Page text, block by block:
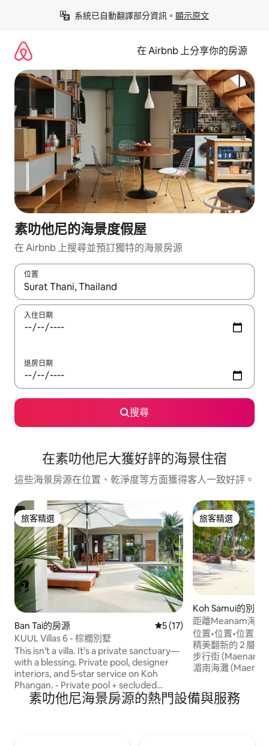
系統已自動翻譯部分資訊。 顯示原文
在 Airbnb 上分享你的房源
素叻他尼的海景度假屋
在 Airbnb 上搜尋並預訂獨特的海景房源
位置
如有搜尋結果，瀏覽內容時請使用上下箭頭，或輕點、滑動裝置。
入住日期
退房日期
搜尋
在素叻他尼大獲好評的海景住宿
這些海景房源在位置、乾淨度等方面獲得客人一致好評。
旅客精選
旅客精選
Ban Tai的房源 從 17 則評價中獲得 5 的平
5 (17)
KUUL Villas 6 - 棕櫚別墅
This isn’t a villa. It’s a private sanctuary—
with a blessing. Private pool, designer
interiors, and 5‑star service on Koh
Phangan. - Private pool + secluded
terrace - Bespoke interiors (top Estonian
designers + handmade pieces from Asia)
旅客精選
旅客精選
Koh Samui的別墅
距離Meanam海灘
理位置優越
位置•位置•位置•位置 Temple Villa
精美翻新的 2 層私
步行街 (Maenam
湄南海灘
臟形狀的泳池、日
室內外生活空間。 別墅位於歷史悠久的湄
素叻他尼海景房源的熱門設備與服務